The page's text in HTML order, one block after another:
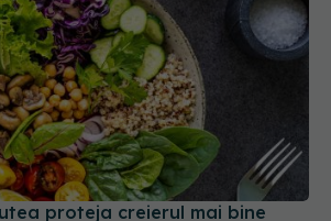
proteja creierul mai bine